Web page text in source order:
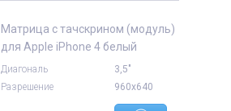
Матрица с тачскрином (модуль)
для Apple iPhone 4 белый
Диагональ
3,5"
Разрешение
960x640